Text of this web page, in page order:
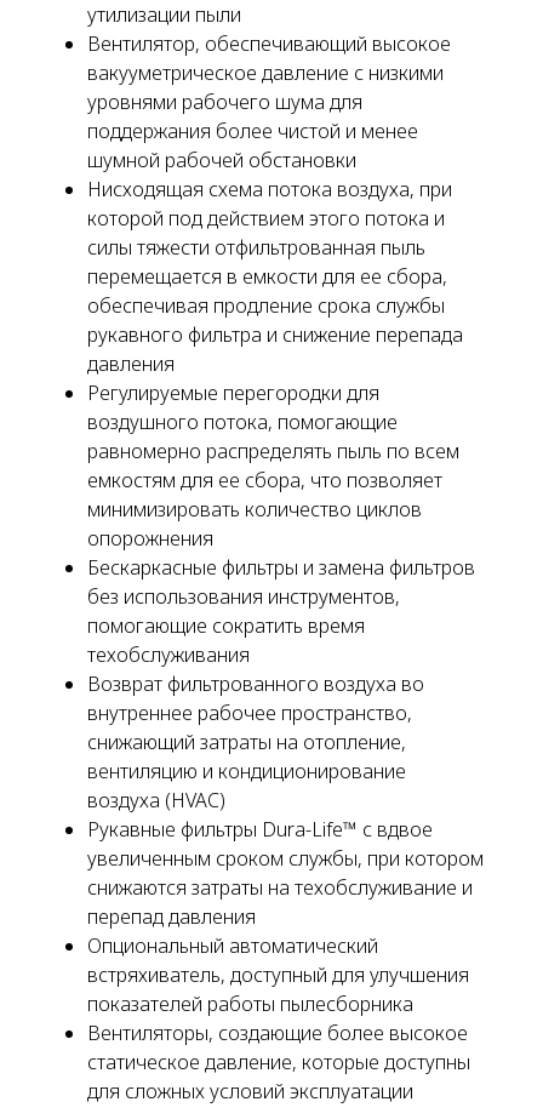
утилизации пыли
Вентилятор, обеспечивающий высокое
вакууметрическое давление с низкими
уровнями рабочего шума для
поддержания более чистой и менее
шумной рабочей обстановки
Нисходящая схема потока воздуха, при
которой под действием этого потока и
силы тяжести отфильтрованная пыль
перемещается в емкости для ее сбора,
обеспечивая продление срока службы
рукавного фильтра и снижение перепада
давления
Регулируемые перегородки для
воздушного потока, помогающие
равномерно распределять пыль по всем
емкостям для ее сбора, что позволяет
минимизировать количество циклов
опорожнения
Бескаркасные фильтры и замена фильтров
без использования инструментов,
помогающие сократить время
техобслуживания
Возврат фильтрованного воздуха во
внутреннее рабочее пространство,
снижающий затраты на отопление,
вентиляцию и кондиционирование
воздуха (HVAC)
Рукавные фильтры Dura-Life™ с вдвое
увеличенным сроком службы, при котором
снижаются затраты на техобслуживание и
перепад давления
Опциональный автоматический
встряхиватель, доступный для улучшения
показателей работы пылесборника
Вентиляторы, создающие более высокое
статическое давление, которые доступны
для сложных условий эксплуатации